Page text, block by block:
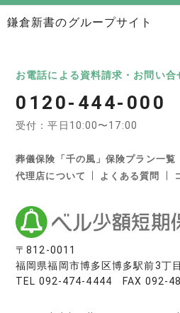
鎌倉新書のグループサイト
いいお墓 Life.（ライフドット）
いいお墓-ペット霊園版 樹木葬なび
寺院墓地.com 優良墓石・石材店ガ
お墓の引越し＆墓じまいくん
いい葬儀 いいお坊さん
日本最大級の仏壇仏具総合サイト「
いい仏壇
お電話による資料請求・お問い合
0120-444-000
受付：平日10:00〜17:00
葬儀保険「千の風」保険プラン一覧
代理店について
よくある質問
〒812-0011
福岡県福岡市博多区博多駅前3丁
TEL 092-474-4444 FAX 092-